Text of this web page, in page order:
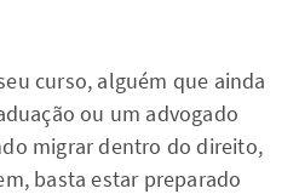
curso, alguém que ainda
ou um advogado
migrar dentro do direito,
basta estar preparado